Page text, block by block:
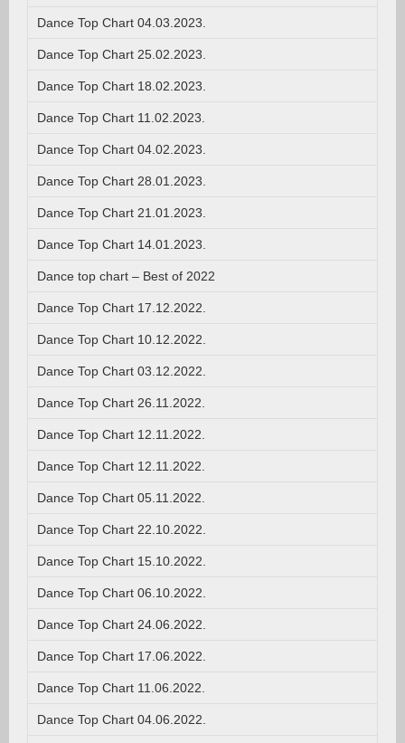
Dance Top Chart 04.03.2023.
Dance Top Chart 25.02.2023.
Dance Top Chart 18.02.2023.
Dance Top Chart 11.02.2023.
Dance Top Chart 04.02.2023.
Dance Top Chart 28.01.2023.
Dance Top Chart 21.01.2023.
Dance Top Chart 14.01.2023.
Dance top chart – Best of 2022
Dance Top Chart 17.12.2022.
Dance Top Chart 10.12.2022.
Dance Top Chart 03.12.2022.
Dance Top Chart 26.11.2022.
Dance Top Chart 12.11.2022.
Dance Top Chart 12.11.2022.
Dance Top Chart 05.11.2022.
Dance Top Chart 22.10.2022.
Dance Top Chart 15.10.2022.
Dance Top Chart 06.10.2022.
Dance Top Chart 24.06.2022.
Dance Top Chart 17.06.2022.
Dance Top Chart 11.06.2022.
Dance Top Chart 04.06.2022.